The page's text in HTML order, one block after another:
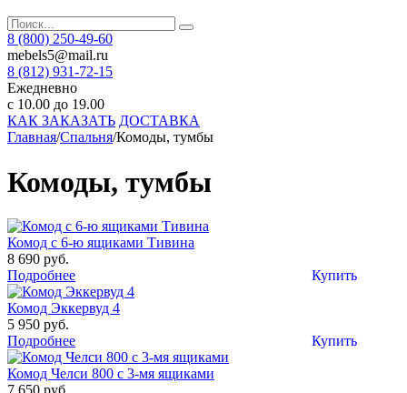
8 (800) 250-49-60
mebels5@mail.ru
8 (812) 931-72-15
Ежедневно
с 10.00 до 19.00
КАК ЗАКАЗАТЬ ДОСТАВКА
Главная/Спальня/Комоды, тумбы
Комоды, тумбы
Комод с 6-ю ящиками Тивина
8 690 руб.
Купить
Подробнее
Комод Эккервуд 4
5 950 руб.
Купить
Подробнее
Комод Челси 800 с 3-мя ящиками